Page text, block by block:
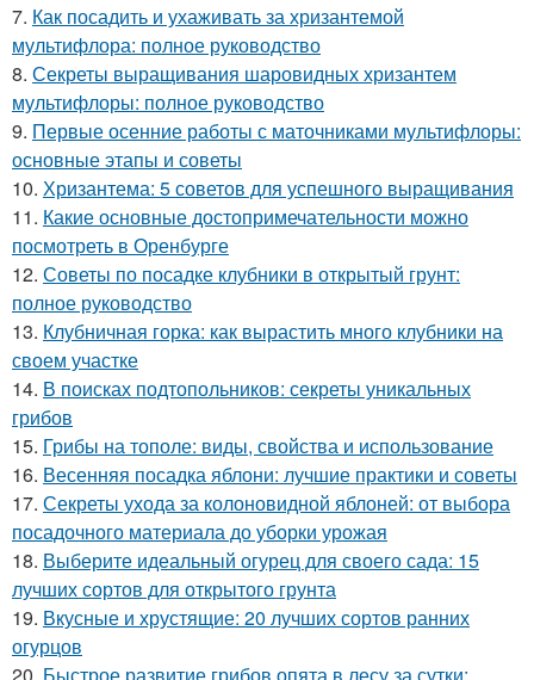
7. Как посадить и ухаживать за хризантемой
мультифлора: полное руководство
8. Секреты выращивания шаровидных хризантем
мультифлоры: полное руководство
9. Первые осенние работы с маточниками мультифлоры:
основные этапы и советы
10. Хризантема: 5 советов для успешного выращивания
11. Какие основные достопримечательности можно
посмотреть в Оренбурге
12. Советы по посадке клубники в открытый грунт:
полное руководство
13. Клубничная горка: как вырастить много клубники на
своем участке
14. В поисках подтопольников: секреты уникальных
грибов
15. Грибы на тополе: виды, свойства и использование
16. Весенняя посадка яблони: лучшие практики и советы
17. Секреты ухода за колоновидной яблоней: от выбора
посадочного материала до уборки урожая
18. Выберите идеальный огурец для своего сада: 15
лучших сортов для открытого грунта
19. Вкусные и хрустящие: 20 лучших сортов ранних
огурцов
20. Быстрое развитие грибов опята в лесу за сутки: